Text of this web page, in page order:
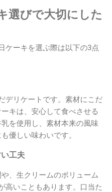
選びで大切にした
ケーキを選ぶ際は以下の3点
デリケートです。素材にこだ
キは、安心して食べさせる
を使用し、素材本来の風味
優しい味わいです。
工夫
、生クリームのボリューム
高いこともあります。口当た